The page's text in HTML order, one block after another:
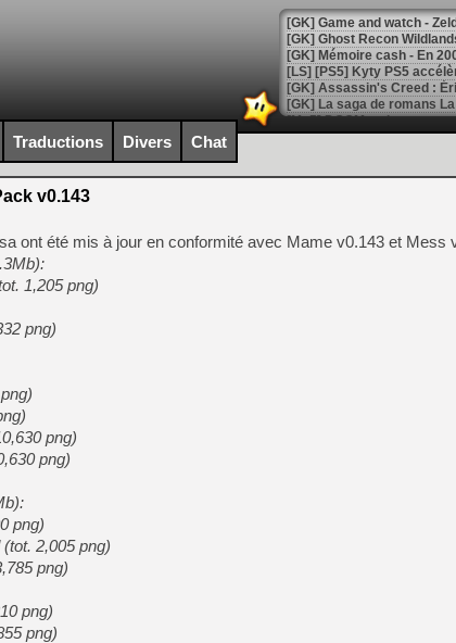
[Mo5] DOOM arrive en
[GK] Bethesda fête les 30
[GK] Roblox : l'action en
[GK] Agenda - GeForce
[GK] Devolver Digital en a
[LS] [PS5] ps5-y2jb-
[GK] Pourquoi Marvel
[GK] Test : Restory : Chill
[GK] GTA 6 : Rockstar
[GK] Hot Wheels Infinite
[GK] Mémoire cash -
[GK] Résultats Nintendo :
[GK] Déjà des
[Mo5] Brickboy cherche à
[GK] Minecraft et ses «
[GK] Beast of
[GK] Ubisoft : fin de partie
[GK] Mémoire cash -
[GK] Dan Houser (GTA)
[GK] Comment EA Sports
[GK] Crimson Moon : un
[GK] Isle of Reveries : le
[GK] Moonlighter 2 : The
[GK] Capcom relance
Traductions Divers Chat
v0.143
ont été mis à jour en conformité avec Mame v0.143 et Mess
1,205 png)
png)
png)
png)
png)
2,005 png)
png)
png)
png)